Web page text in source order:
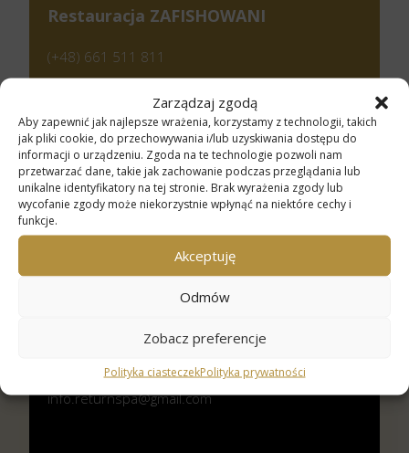
Zarządzaj zgodą
Aby zapewnić jak najlepsze wrażenia, korzystamy z technologii, takich
jak pliki cookie, do przechowywania i/lub uzyskiwania dostępu do
informacji o urządzeniu. Zgoda na te technologie pozwoli nam
przetwarzać dane, takie jak zachowanie podczas przeglądania lub
unikalne identyfikatory na tej stronie. Brak wyrażenia zgody lub
wycofanie zgody może niekorzystnie wpłynąć na niektóre cechy i
funkcje.
Akceptuję
Odmów
Zobacz preferencje
Polityka ciasteczekPolityka prywatności
Restauracja ZAFISHOWANI
(+48) 661 511 811
(+48) 883 154 200
info.returnspa@gmail.com